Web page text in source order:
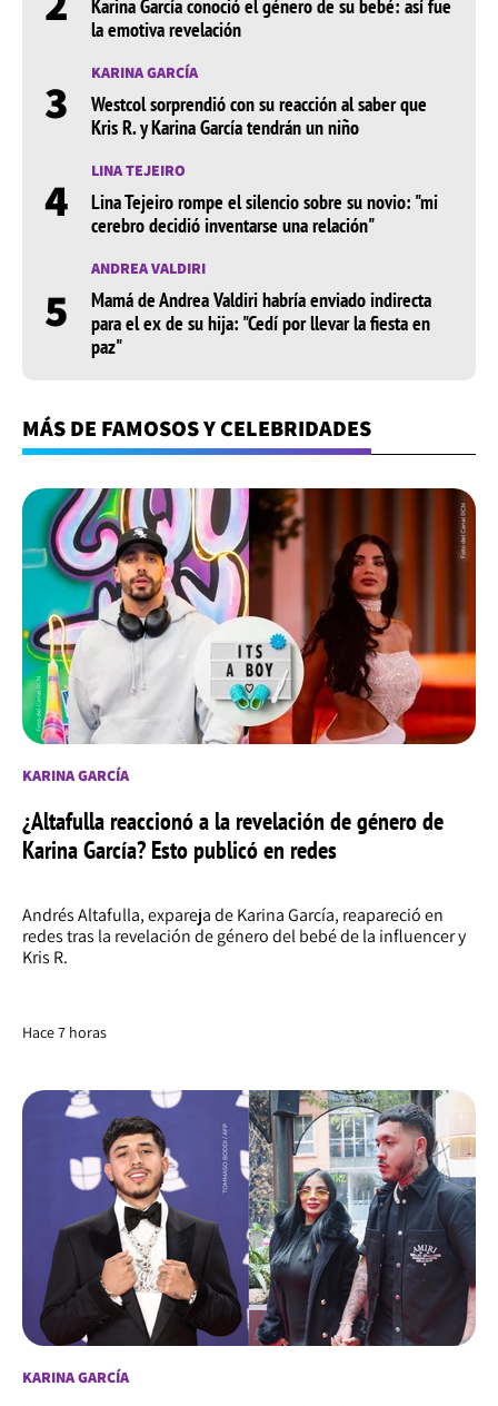
Karina García conoció el género de su bebé: así fue
la emotiva revelación
3 KARINA GARCÍA
Westcol sorprendió con su reacción al saber que
Kris R. y Karina García tendrán un niño
4 LINA TEJEIRO
Lina Tejeiro rompe el silencio sobre su novio: "mi
cerebro decidió inventarse una relación"
5
ANDREA VALDIRI
Mamá de Andrea Valdiri habría enviado indirecta
para el ex de su hija: "Cedí por llevar la fiesta en
paz"
MÁS DE FAMOSOS Y CELEBRIDADES
KARINA GARCÍA
¿Altafulla reaccionó a la revelación de género de
Karina García? Esto publicó en redes
Andrés Altafulla, expareja de Karina García, reapareció en
redes tras la revelación de género del bebé de la influencer y
Kris R.
Hace 7 horas
KARINA GARCÍA